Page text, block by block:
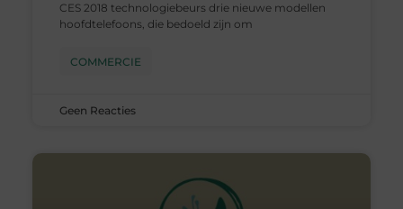
CES 2018 technologiebeurs drie nieuwe modellen
hoofdtelefoons, die bedoeld zijn om
COMMERCIE
Geen Reacties